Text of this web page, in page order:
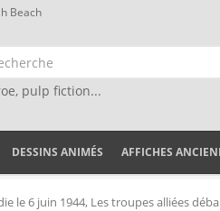
Beach
pulp fiction...
DESSINS ANIMÉS AFFICHES
le 6 juin 1944, Les troupes alliées